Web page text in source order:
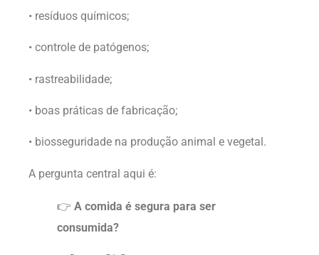
• resíduos químicos;
• controle de patógenos;
• rastreabilidade;
• boas práticas de fabricação;
• biosseguridade na produção animal e vegetal.
A pergunta central aqui é:
👉 A comida é segura para ser
consumida?